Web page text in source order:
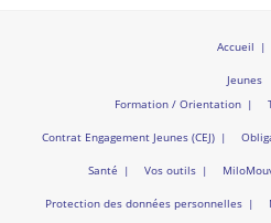
Accueil
Jeunes
Formation / Orientation
Contrat Engagement Jeunes (CEJ)
Santé Vos outils
Protection des données personnelles